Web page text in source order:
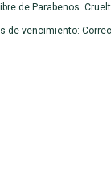
de Parabenos.
de vencimiento: